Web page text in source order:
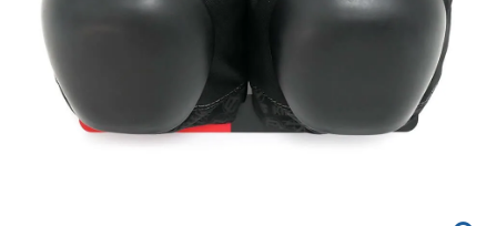
8.0inch
8.1inch
8.2inch
59mm
パウエルペラルタ DF（ドラゴンフォーミュ
ラ）
ソフトウィール（クルーザー）
パーツ・その他
足回りセット（トラック・ウィールセット）
25.5cm長袖ボタンシャツ
7分袖シャツ・ラグラン
スケートパーク情報
特定商取引法に基づく表記